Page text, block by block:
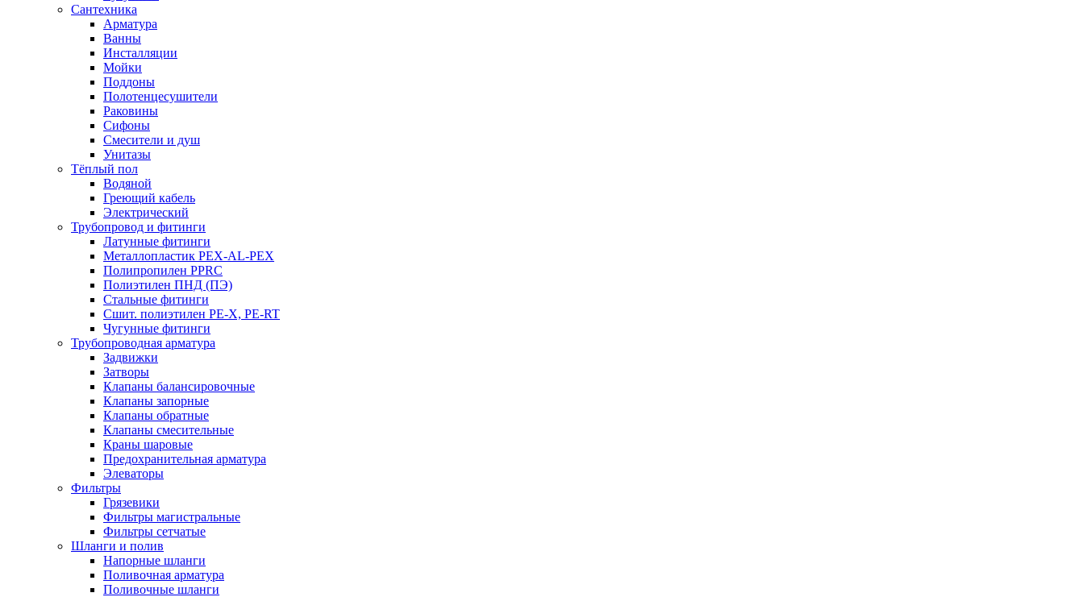
Сантехника
Арматура
Ванны
Инсталляции
Мойки
Поддоны
Полотенцесушители
Раковины
Сифоны
Смесители и душ
Унитазы
Тёплый пол
Водяной
Греющий кабель
Электрический
Трубопровод и фитинги
Латунные фитинги
Металлопластик PEX-AL-PEX
Полипропилен PPRC
Полиэтилен ПНД (ПЭ)
Стальные фитинги
Сшит. полиэтилен PE-X, PE-RT
Чугунные фитинги
Трубопроводная арматура
Задвижки
Затворы
Клапаны балансировочные
Клапаны запорные
Клапаны обратные
Клапаны смесительные
Краны шаровые
Предохранительная арматура
Элеваторы
Фильтры
Грязевики
Фильтры магистральные
Фильтры сетчатые
Шланги и полив
Напорные шланги
Поливочная арматура
Поливочные шланги